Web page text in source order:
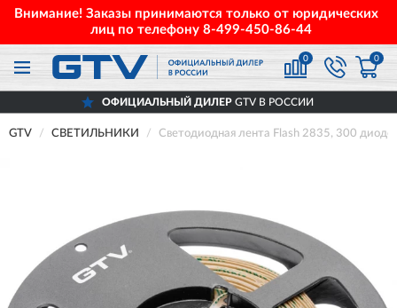
Внимание! Заказы принимаются только от юридических
лиц по телефону 8-499-450-86-44
0 0
ОФИЦИАЛЬНЫЙ ДИЛЕР GTV В РОССИИ
GTV СВЕТИЛЬНИКИ Светодиодная лента Flash 2835, 300